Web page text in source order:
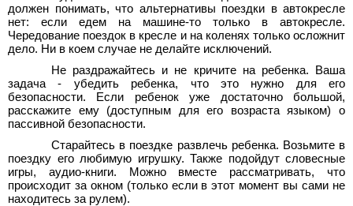
должен понимать, что альтернативы поездки в автокресле
нет: если едем на машине-то только в автокресле.
Чередование поездок в кресле и на коленях только осложнит
дело. Ни в коем случае не делайте исключений.
Не раздражайтесь и не кричите на ребенка. Ваша
задача - убедить ребенка, что это нужно для его
безопасности. Если ребенок уже достаточно большой,
расскажите ему (доступным для его возраста языком) о
пассивной безопасности.
Старайтесь в поездке развлечь ребенка. Возьмите в
поездку его любимую игрушку. Также подойдут словесные
игры, аудио-книги. Можно вместе рассматривать, что
происходит за окном (только если в этот момент вы сами не
находитесь за рулем).